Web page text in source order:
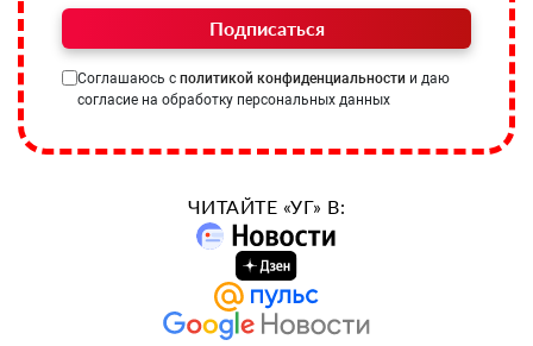
Подписаться
Соглашаюсь с политикой конфиденциальности и даю
согласие на обработку персональных данных
ЧИТАЙТЕ «УГ» В: